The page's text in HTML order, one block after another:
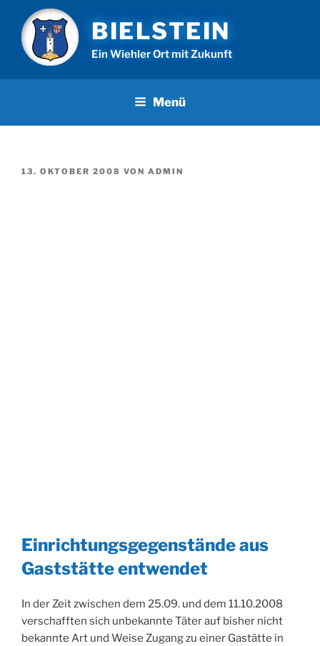
Inhalt
springen
BIELSTEIN
Ein Wiehler Ort mit Zukunft
Menü
VERÖFFENTLICHT
13. OKTOBER 2008 VON ADMIN
Einrichtungsgegenstände aus
Gaststätte entwendet
In der Zeit zwischen dem 25.09. und dem 11.10.2008
verschafften sich unbekannte Täter auf bisher nicht
bekannte Art und Weise Zugang zu einer Gastätte in